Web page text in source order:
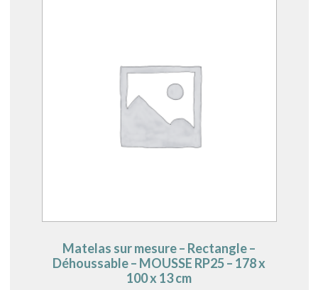
Matelas sur mesure – Rectangle –
Déhoussable – MOUSSE RP25 – 178 x
100 x 13 cm